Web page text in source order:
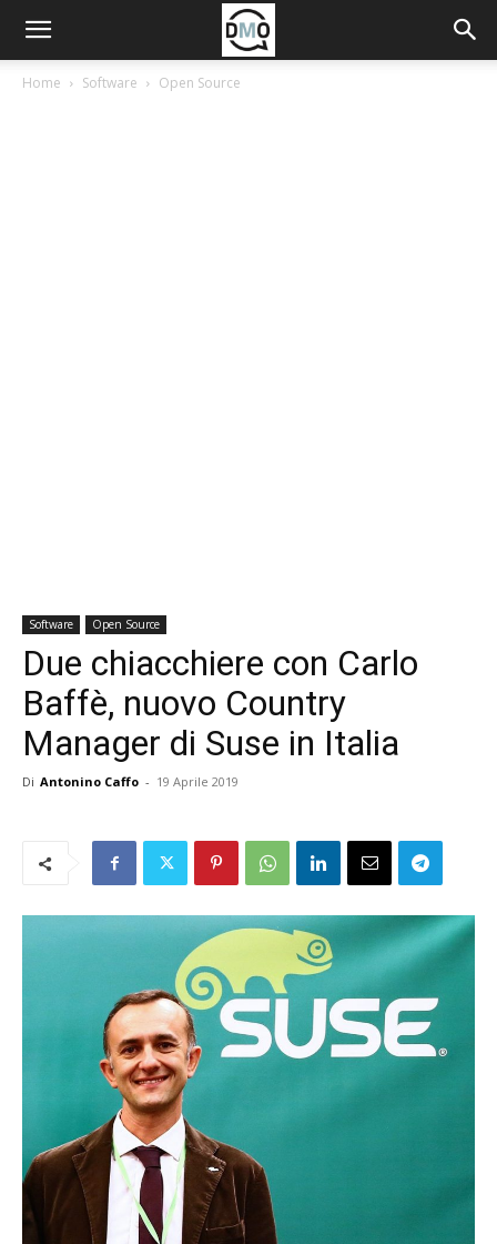
Home Software Open Source
Software Open Source
Due chiacchiere con Carlo
Baffè, nuovo Country
Manager di Suse in Italia
Di Antonino Caffo - 19 Aprile 2019